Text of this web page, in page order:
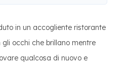
in un accogliente ristorante
gli occhi che brillano mentre
qualcosa di nuovo e